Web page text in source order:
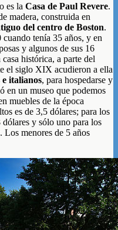
es la Casa de Paul Revere.
madera, construida en
del centro de Boston.
tenía 35 años, y en
y algunos de sus 16
histórica, a parte del
el siglo XIX acudieron a ella
italianos, para hospedarse y
en un museo que podemos
muebles de la época
es de 3,5 dólares; para los
y sólo uno para los
Los menores de 5 años